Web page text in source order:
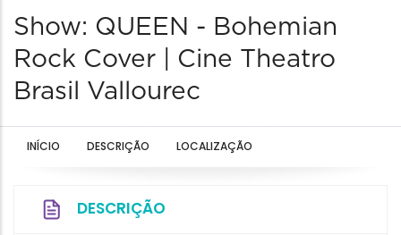
Show: QUEEN - Bohemian
Rock Cover | Cine Theatro
Brasil Vallourec
INÍCIO DESCRIÇÃO LOCALIZAÇÃO
DESCRIÇÃO